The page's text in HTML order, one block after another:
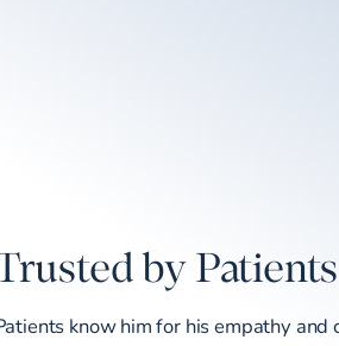
by
know him for his empathy and